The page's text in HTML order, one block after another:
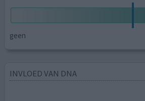
geen
INVLOED VAN DNA